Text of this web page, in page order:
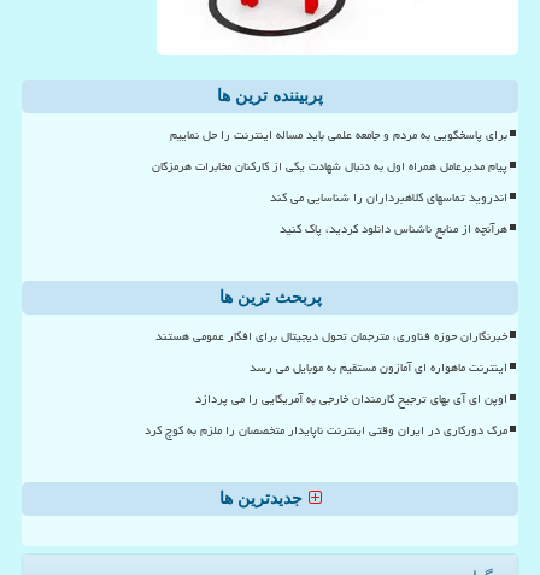
پربیننده ترین ها
برای پاسخگویی به مردم و جامعه علمی باید مساله اینترنت را حل نماییم
پیام مدیرعامل همراه اول به دنبال شهادت یکی از کارکنان مخابرات هرمزگان
اندروید تماسهای کلاهبرداران را شناسایی می کند
هرآنچه از منابع ناشناس دانلود کردید، پاک کنید
پربحث ترین ها
خبرنگاران حوزه فناوری، مترجمان تحول دیجیتال برای افکار عمومی هستند
اینترنت ماهواره ای آمازون مستقیم به موبایل می رسد
اوپن ای آی بهای ترجیح کارمندان خارجی به آمریکایی را می پردازد
مرگ دورکاری در ایران وقتی اینترنت ناپایدار متخصصان را ملزم به کوچ کرد
جدیدترین ها